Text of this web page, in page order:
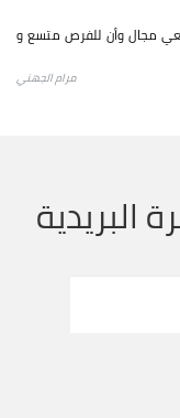
مجال وأن للفرص متسع و
مرام الجهني
البريدية